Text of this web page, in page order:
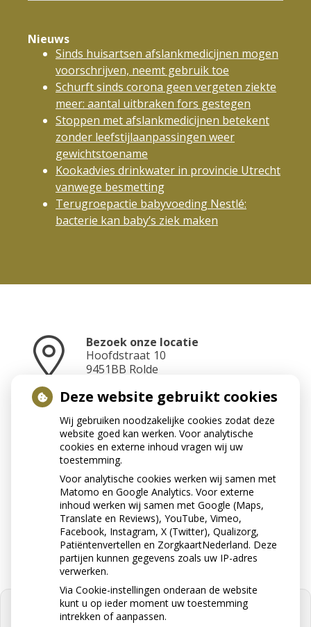
Nieuws
Sinds huisartsen afslankmedicijnen mogen
voorschrijven, neemt gebruik toe
Schurft sinds corona geen vergeten ziekte
meer: aantal uitbraken fors gestegen
Stoppen met afslankmedicijnen betekent
zonder leefstijlaanpassingen weer
gewichtstoename
Kookadvies drinkwater in provincie Utrecht
vanwege besmetting
Terugroepactie babyvoeding Nestlé:
bacterie kan baby’s ziek maken
Bezoek onze locatie
Hoofdstraat 10
9451BB Rolde
Neem contact op
0592-241070
Stuur ons een e-mail
info@apotheekrolde.nl
Deze website gebruikt cookies
Wij gebruiken noodzakelijke cookies zodat deze
website goed kan werken. Voor analytische
cookies en externe inhoud vragen wij uw
toestemming.
Voor analytische cookies werken wij samen met
Matomo en Google Analytics. Voor externe
inhoud werken wij samen met Google (Maps,
Translate en Reviews), YouTube, Vimeo,
Facebook, Instagram, X (Twitter), Qualizorg,
Patiëntenvertellen en ZorgkaartNederland. Deze
partijen kunnen gegevens zoals uw IP-adres
verwerken.
Via Cookie-instellingen onderaan de website
kunt u op ieder moment uw toestemming
intrekken of aanpassen.